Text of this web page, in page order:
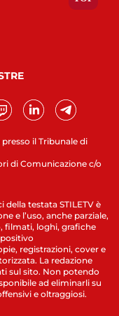
il Tribunale di
di Comunicazione c/o
testata STILETV è
e l’uso, anche parziale,
filmati, loghi, grafiche
registrazioni, cover e
La redazione
sul sito. Non potendo
ad eliminarli su
e oltraggiosi.